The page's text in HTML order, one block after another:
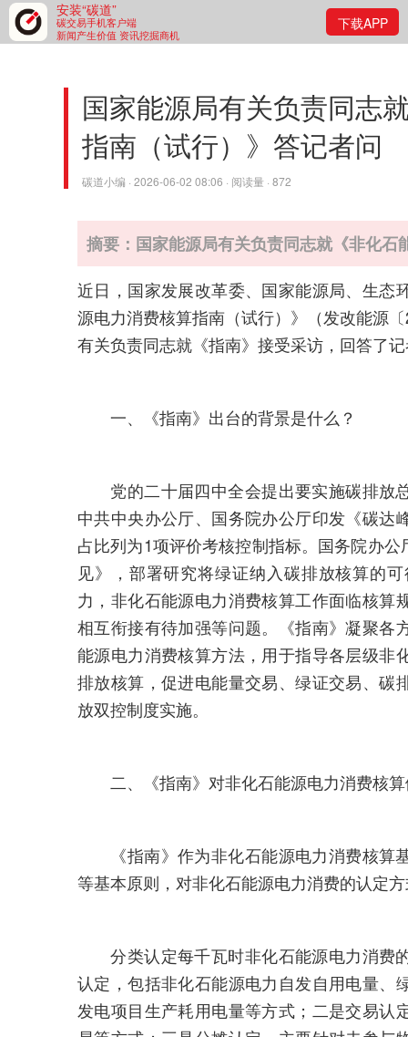
安装“碳道”
碳交易手机客户端
新闻产生价值 资讯挖掘商机
下载APP
国家能源局有关负责同志
指南（试行）》答记者问
碳道小编 · 2026-06-02 08:06 · 阅读量 · 872
摘要：国家能源局有关负责同志就《非化
近日，国家发展改革委、国家能源局、生态
源电力消费核算指南（试行）》（发改能源
有关负责同志就《指南》接受采访，回答了
一、《指南》出台的背景是什么？
党的二十届四中全会提出要实施碳排放
中共中央办公厅、国务院办公厅印发《碳达
占比列为1项评价考核控制指标。国务院办
见》，部署研究将绿证纳入碳排放核算的
力，非化石能源电力消费核算工作面临核算
相互衔接有待加强等问题。《指南》凝聚各
能源电力消费核算方法，用于指导各层级非
排放核算，促进电能量交易、绿证交易、碳
放双控制度实施。
二、《指南》对非化石能源电力消费核算
《指南》作为非化石能源电力消费核算
等基本原则，对非化石能源电力消费的认定
分类认定每千瓦时非化石能源电力消费
认定，包括非化石能源电力自发自用电量、
发电项目生产耗用电量等方式；二是交易认